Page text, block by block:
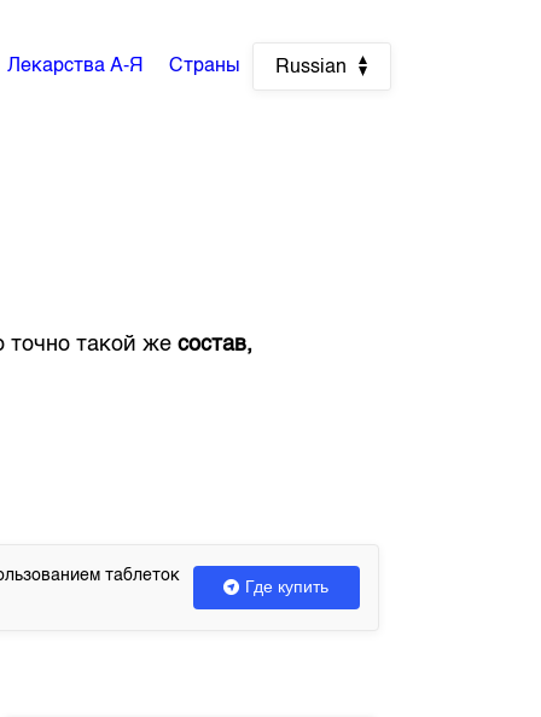
Лекарства А-Я Страны Russian
точно такой же состав,
таблеток
Где купить